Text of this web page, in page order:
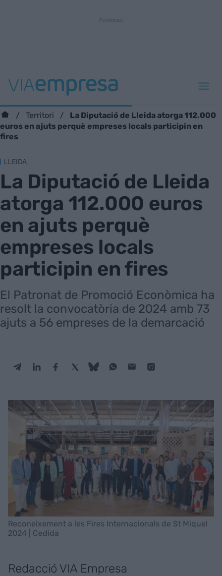
Territori
La Diputació de Lleida atorga 112.000
euros en ajuts perquè empreses locals participin en
fires
LLEIDA
La Diputació de Lleida
atorga 112.000 euros
en ajuts perquè
empreses locals
participin en fires
El Patronat de Promoció Econòmica ha
resolt la convocatòria de 2024 amb 73
ajuts a 56 empreses de la demarcació
Reconeixement a les Fires Internacionals de St Miquel
2024 | Cedida
Redacció VIA Empresa